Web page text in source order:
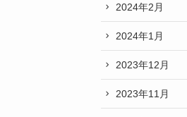
2024年2月
2024年1月
2023年12月
2023年11月